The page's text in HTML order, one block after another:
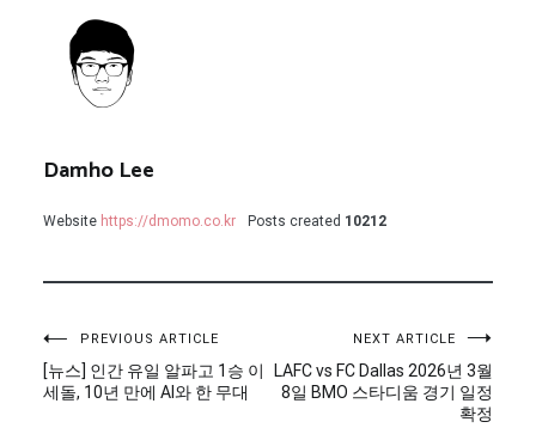
Damho Lee
Website https://dmomo.co.kr Posts created 10212
글
탐
PREVIOUS ARTICLE
[뉴스] 인간 유일 알파고 1승 이
세돌, 10년 만에 AI와 한 무대
NEXT ARTICLE
LAFC vs FC Dallas 2026년 3월
8일 BMO 스타디움 경기 일정
확정